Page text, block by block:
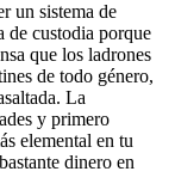
un sistema de
de custodia porque
que los ladrones
de todo género,
La
y primero
elemental en tu
dinero en